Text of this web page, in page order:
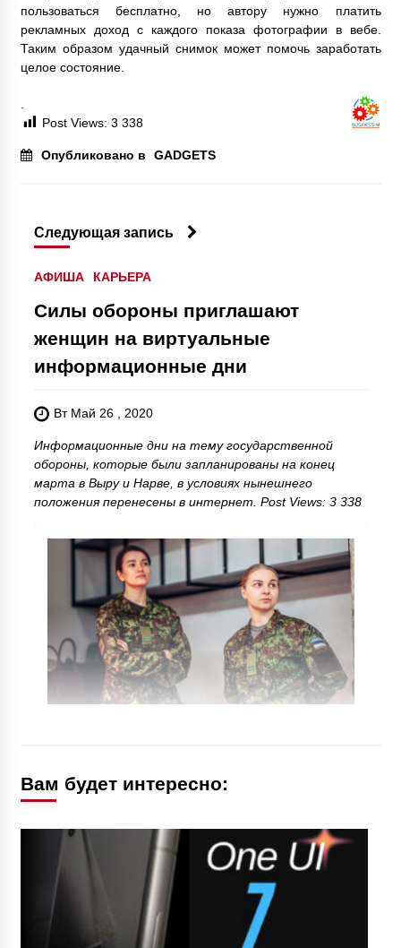
пользоваться бесплатно, но автору нужно платить
рекламных доход с каждого показа фотографии в вебе.
Таким образом удачный снимок может помочь заработать
целое состояние.
Post Views: 3 338
Опубликовано в GADGETS
Следующая запись
АФИША КАРЬЕРА
Силы обороны приглашают
женщин на виртуальные
информационные дни
Вт Май 26 , 2020
Информационные дни на тему государственной
обороны, которые были запланированы на конец
марта в Выру и Нарве, в условиях нынешнего
положения перенесены в интернет. Post Views: 3 338
Вам будет интересно: